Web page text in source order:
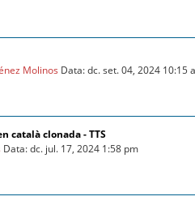
Molinos Data: dc. set. 04, 2024 10:15
català clonada - TTS
Data: dc. jul. 17, 2024 1:58 pm